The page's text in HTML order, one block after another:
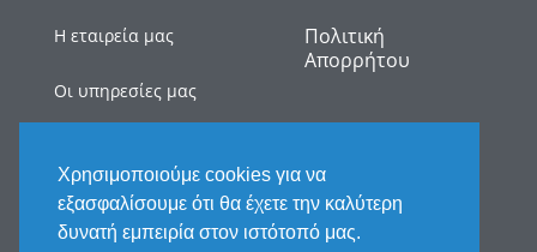
Η εταιρεία μας
Οι υπηρεσίες μας
Νέα
Πολιτική
Απορρήτου
Χρησιμοποιούμε cookies για να
εξασφαλίσουμε ότι θα έχετε την καλύτερη
δυνατή εμπειρία στον ιστότοπό μας.